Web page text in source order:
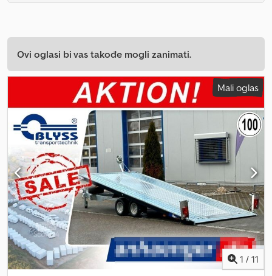
Ovi oglasi bi vas takođe mogli zanimati.
Mali oglas
1 / 11